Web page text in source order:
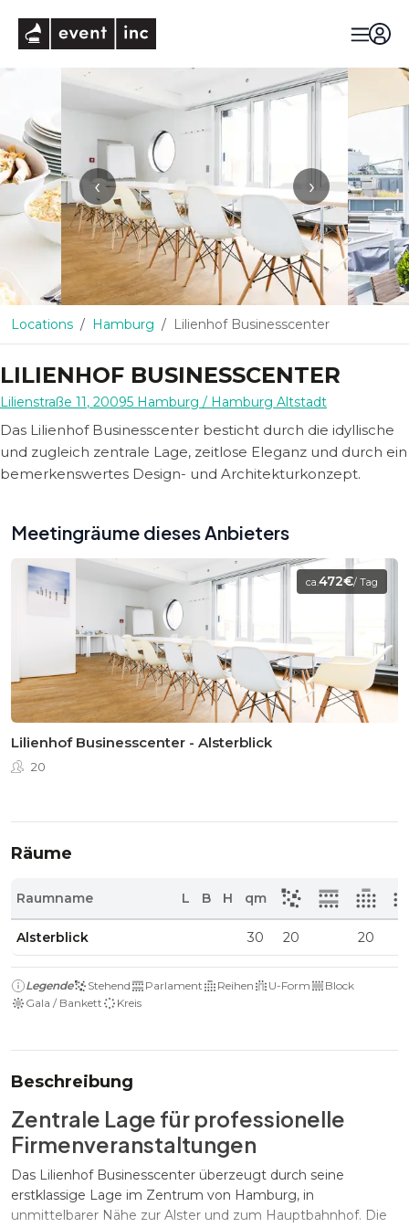
‹ ›
Locations Hamburg Lilienhof Businesscenter
LILIENHOF BUSINESSCENTER
Lilienstraße 11, 20095 Hamburg / Hamburg Altstadt
Das Lilienhof Businesscenter besticht durch die idyllische
und zugleich zentrale Lage, zeitlose Eleganz und durch ein
bemerkenswertes Design- und Architekturkonzept.
Meetingräume dieses Anbieters
ca.472€/ Tag
Lilienhof Businesscenter - Alsterblick
20
Räume
Raumname L B H qm
Alsterblick 30 20 20
Legende Stehend Parlament Reihen U-Form
Block
Gala / Bankett
Kreis
Beschreibung
Zentrale Lage für professionelle
Firmenveranstaltungen
Das Lilienhof Businesscenter überzeugt durch seine
erstklassige Lage im Zentrum von Hamburg, in
unmittelbarer Nähe zur Alster und zum Hauptbahnhof. Die